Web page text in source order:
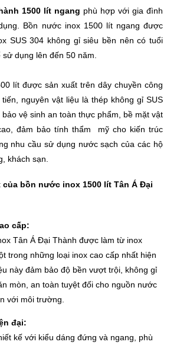
1500 lít ngang phù hợp với gia đình
Bồn nước inox 1500 lít ngang được
SUS 304 không gỉ siêu bền nên có tuổi
dụng lên đến 50 năm.
lít được sản xuất trên dây chuyền công
nguyên vật liệu là thép không gỉ SUS
vệ sinh an toàn thực phẩm, bề mặt vật
đảm bảo tính thẩm mỹ cho kiến trúc
nhu cầu sử dụng nước sạch của các hộ
khách sạn.
bồn nước inox 1500 lít Tân Á Đại
cấp:
Tân Á Đại Thành được làm từ inox
trong những loại inox cao cấp nhất hiện
này đảm bảo độ bền vượt trội, không gỉ
mòn, an toàn tuyệt đối cho nguồn nước
với môi trường.
đại:
kế với kiểu dáng đứng và ngang, phù